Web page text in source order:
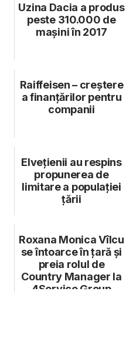
Uzina Dacia a produs
peste 310.000 de
mașini în 2017
Raiffeisen – creștere
a finanțărilor pentru
companii
Elvețienii au respins
propunerea de
limitare a populației
țării
Roxana Monica Vîlcu
se întoarce în țară și
preia rolul de
Country Manager la
4Service Group